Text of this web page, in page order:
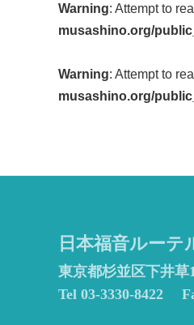
navigation
Warning: Attempt to
musashino.org/
Warning: Attempt to
musashino.org/
日本福音ルーテ
東京都杉並区下井草
Tel 03-3330-8422